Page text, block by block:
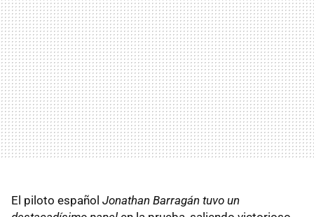
El piloto español Jonathan Barragán tuvo un